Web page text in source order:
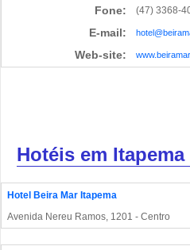
Fone: (47) 3368-
E-mail:
Web-site:
Hotéis em Itapema
Hotel Beira Mar Itapema
Avenida Nereu Ramos, 1201 - Centro